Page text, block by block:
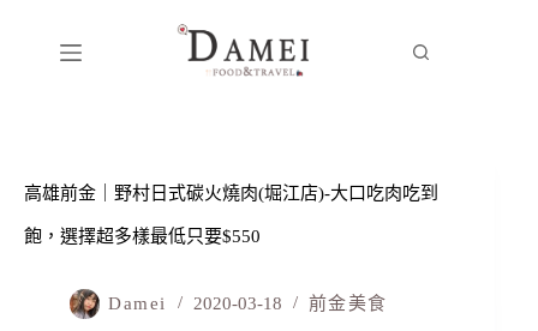
高雄前金｜野村日式碳火燒肉(堀江店)-大口吃肉吃到
飽，選擇超多樣最低只要$550
Damei 2020-03-18 前金美食